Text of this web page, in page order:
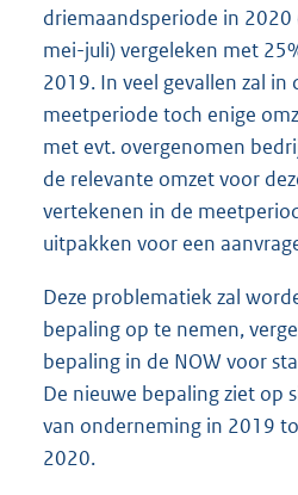
driemaandsperiode in
mei-juli) vergeleken met
2019. In veel gevallen zal in
meetperiode toch enige
met evt. overgenomen
de relevante omzet voor
vertekenen in de
uitpakken voor een
Deze problematiek zal
bepaling op te nemen,
bepaling in de NOW voor
De nieuwe bepaling ziet op
van onderneming in 2019
2020.